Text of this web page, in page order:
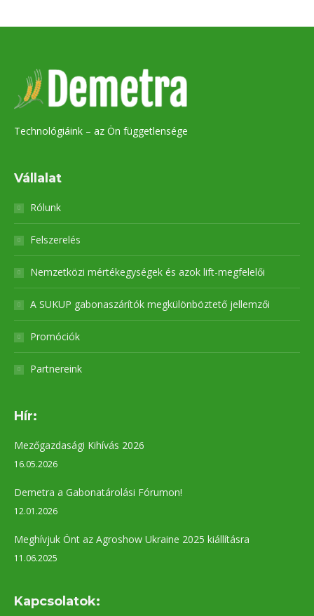
Technológiáink – az Ön függetlensége
Vállalat
Rólunk
Felszerelés
Nemzetközi mértékegységek és azok lift-megfelelői
A SUKUP gabonaszárítók megkülönböztető jellemzői
Promóciók
Partnereink
Hír:
Mezőgazdasági Kihívás 2026
16.05.2026
Demetra a Gabonatárolási Fórumon!
12.01.2026
Meghívjuk Önt az Agroshow Ukraine 2025 kiállításra
11.06.2025
Kapcsolatok: